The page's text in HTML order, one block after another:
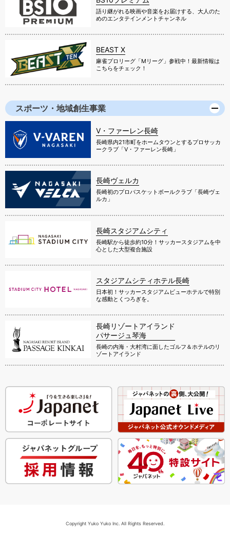
語り継がれる映画や音楽をお届けする、大人のた
めのエンタテインメントチャンネル
BEAST X
麻雀プロリーグ「Mリーグ」参戦中！最新情報は
こちらをチェック！
スポーツ・地域創生事業
V・ファーレン長崎
長崎県内21市町をホームタウンとするプロサッカ
ークラブ「V・ファーレン長崎」
長崎ヴェルカ
長崎初のプロバスケットボールクラブ「長崎ヴェ
ルカ」
長崎スタジアムシティ
長崎駅から徒歩約10分！サッカースタジアムを中
心とした大型複合施設
スタジアムシティホテル長崎
日本初！サッカースタジアムビューホテルで特別
な感動とくつろぎを。
長崎リゾートアイランド
パサージュ琴海
長崎の内海・大村湾に面したゴルフ＆ホテルのリ
ゾートアイランド
Copyright Yuko Yuko Inc. All Rights Reserved.